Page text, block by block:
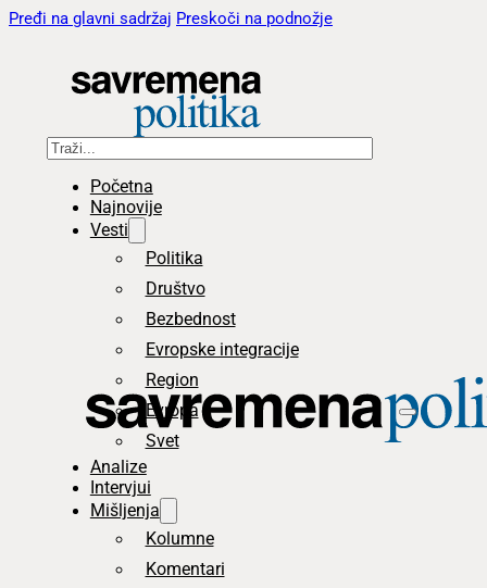
Pređi na glavni sadržaj Preskoči na podnožje
Pretraga
Početna
Najnovije
Vesti
Politika
Društvo
Bezbednost
Evropske integracije
Region
Evropa
Svet
Analize
Intervjui
Mišljenja
Kolumne
Komentari